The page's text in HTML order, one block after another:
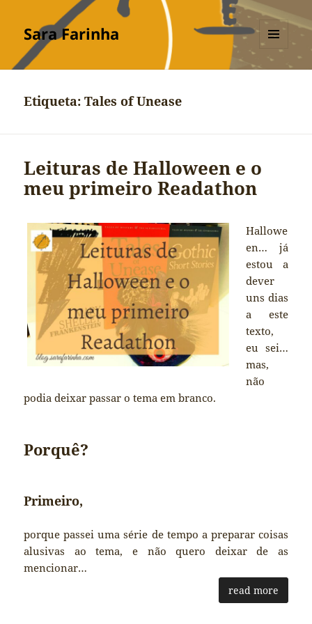
Sara Farinha
MENU
Etiqueta:Tales of Unease
Leituras de Halloween e o
meu primeiro Readathon
Hallowe
en… já
estou a
dever
uns dias
a este
texto,
eu sei…
mas,
não
podia deixar passar o tema em branco.
Porquê?
Primeiro,
porque passei uma série de tempo a preparar coisas
alusivas ao tema, e não quero deixar de as
mencionar…
read more